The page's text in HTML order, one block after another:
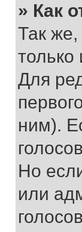
» Как
Так же,
Для
ним).
Но
или